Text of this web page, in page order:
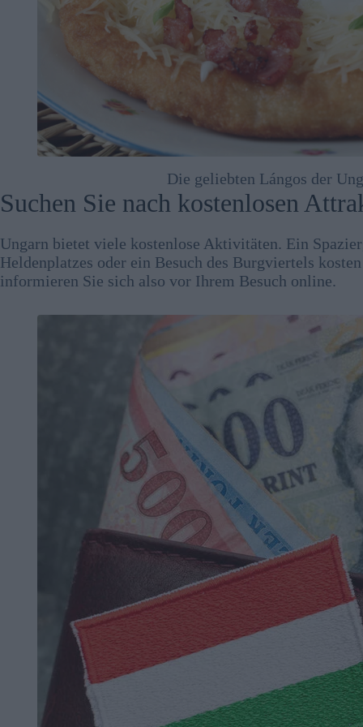
Die geliebten Lángos der
Suchen Sie nach kostenlosen
Ungarn bietet viele kostenlose Aktivitäten. Ein
Heldenplatzes oder ein Besuch des Burgviertels
informieren Sie sich also vor Ihrem Besuch online.